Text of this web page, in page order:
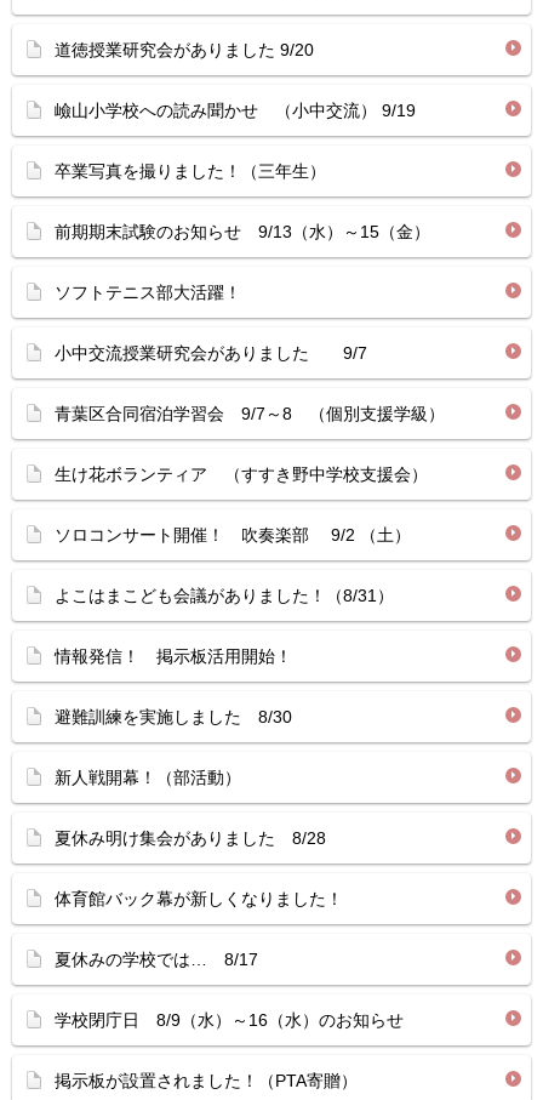
道徳授業研究会がありました 9/20
嶮山小学校への読み聞かせ （小中交流） 9/19
卒業写真を撮りました！（三年生）
前期期末試験のお知らせ 9/13（水）～15（金）
ソフトテニス部大活躍！
小中交流授業研究会がありました 9/7
青葉区合同宿泊学習会 9/7～8 （個別支援学級）
生け花ボランティア （すすき野中学校支援会）
ソロコンサート開催！ 吹奏楽部 9/2 （土）
よこはまこども会議がありました！（8/31）
情報発信！ 掲示板活用開始！
避難訓練を実施しました 8/30
新人戦開幕！（部活動）
夏休み明け集会がありました 8/28
体育館バック幕が新しくなりました！
夏休みの学校では… 8/17
学校閉庁日 8/9（水）～16（水）のお知らせ
掲示板が設置されました！（PTA寄贈）